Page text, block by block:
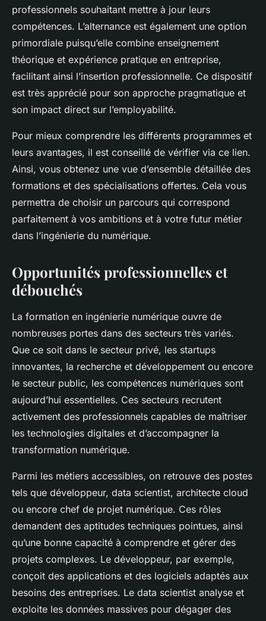
professionnels souhaitant mettre à jour leurs
compétences. L’alternance est également une option
primordiale puisqu’elle combine enseignement
théorique et expérience pratique en entreprise,
facilitant ainsi l’insertion professionnelle. Ce dispositif
est très apprécié pour son approche pragmatique et
son impact direct sur l’employabilité.
Pour mieux comprendre les différents programmes et
leurs avantages, il est conseillé de vérifier via ce lien.
Ainsi, vous obtenez une vue d’ensemble détaillée des
formations et des spécialisations offertes. Cela vous
permettra de choisir un parcours qui correspond
parfaitement à vos ambitions et à votre futur métier
dans l’ingénierie du numérique.
Opportunités professionnelles et
débouchés
La formation en ingénierie numérique ouvre de
nombreuses portes dans des secteurs très variés.
Que ce soit dans le secteur privé, les startups
innovantes, la recherche et développement ou encore
le secteur public, les compétences numériques sont
aujourd’hui essentielles. Ces secteurs recrutent
activement des professionnels capables de maîtriser
les technologies digitales et d’accompagner la
transformation numérique.
Parmi les métiers accessibles, on retrouve des postes
tels que développeur, data scientist, architecte cloud
ou encore chef de projet numérique. Ces rôles
demandent des aptitudes techniques pointues, ainsi
qu’une bonne capacité à comprendre et gérer des
projets complexes. Le développeur, par exemple,
conçoit des applications et des logiciels adaptés aux
besoins des entreprises. Le data scientist analyse et
exploite les données massives pour dégager des